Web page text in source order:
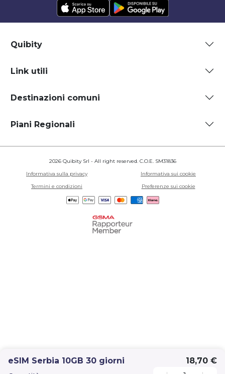
eSIM Serbia 10GB 30 giorni 18,70 €
Quibity
Link utili
Destinazioni comuni
Piani Regionali
2026 Quibity Srl - All right reserved. C.O.E. SM31836
Informativa sulla privacy
Informativa sui cookie
Termini e condizioni
Preferenze sui cookie